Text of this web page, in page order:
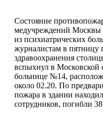
Состояние
медучреждений Москвы
из психиатрических
журналистам в пятницу
здравоохранения
вспыхнул в Московской
больнице №14,
около 02.20. По
пожара в здании
сотрудников, погибли